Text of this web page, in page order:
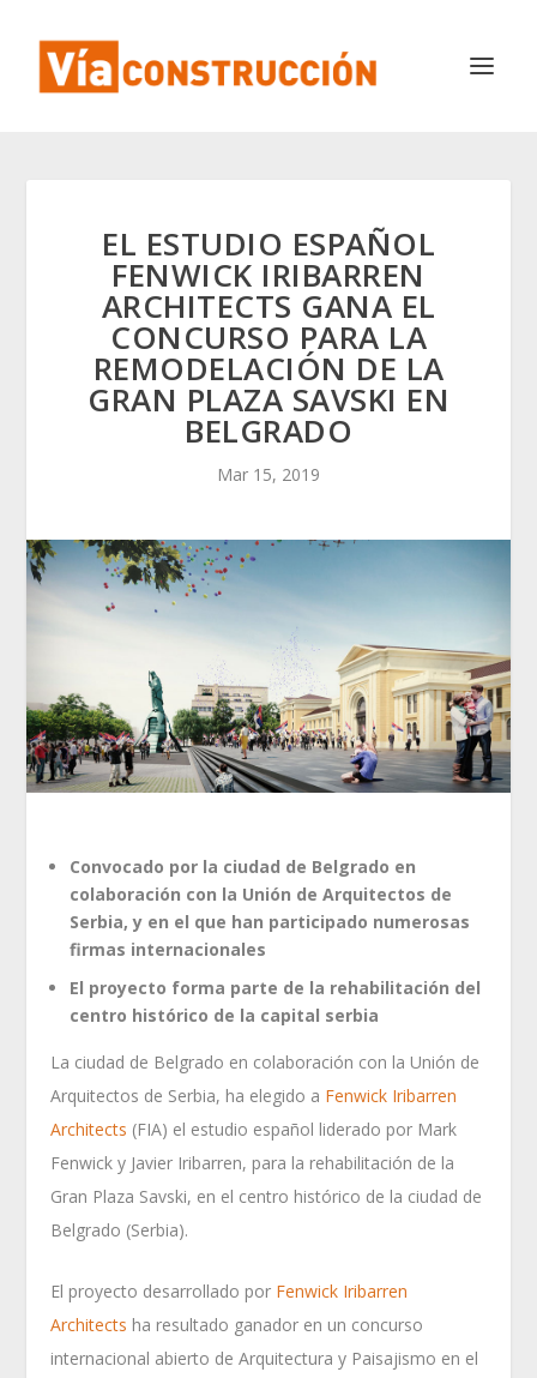
EL ESTUDIO ESPAÑOL
FENWICK IRIBARREN
ARCHITECTS GANA EL
CONCURSO PARA LA
REMODELACIÓN DE LA
GRAN PLAZA SAVSKI EN
BELGRADO
Mar 15, 2019
Convocado por la ciudad de Belgrado en
colaboración con la Unión de Arquitectos de
Serbia, y en el que han participado numerosas
firmas internacionales
El proyecto forma parte de la rehabilitación del
centro histórico de la capital serbia
La ciudad de Belgrado en colaboración con la Unión de
Arquitectos de Serbia, ha elegido a Fenwick Iribarren
Architects (FIA) el estudio español liderado por Mark
Fenwick y Javier Iribarren, para la rehabilitación de la
Gran Plaza Savski, en el centro histórico de la ciudad de
Belgrado (Serbia).
El proyecto desarrollado por Fenwick Iribarren
Architects ha resultado ganador en un concurso
internacional abierto de Arquitectura y Paisajismo en el